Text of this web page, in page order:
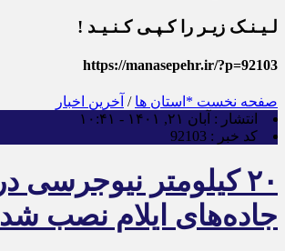
لـیـنـک زیـر را کـپـی کـنـیـد !
https://manasepehr.ir/?p=92103
صفحه نخست *استان ها / آخرین اخبار
انتشار : آبان ۲۱, ۱۴۰۱ - ۱۰:۴۱
کد خبر : 92103
۲۰ کیلومتر نیوجرسی در
جاده‌های ایلام نصب شد